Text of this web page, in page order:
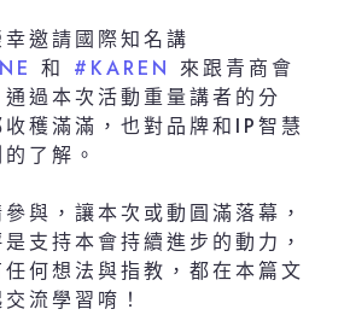
邀請國際知名講
和 #KAREN 來跟青商會
過本次活動重量講者的分
穫滿滿，也對品牌和IP智慧
了解。
與，讓本次或動圓滿落幕，
支持本會持續進步的動力，
何想法與指教，都在本篇文
流學習唷！